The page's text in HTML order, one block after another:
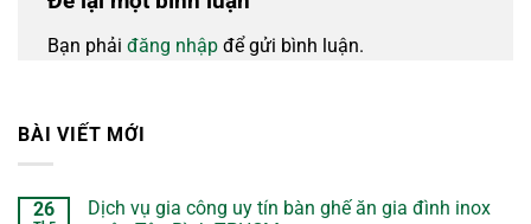
Bạn phải đăng nhập để gửi bình luận.
BÀI VIẾT MỚI
26
Dịch vụ gia công uy tín bàn ghế ăn gia đình inox